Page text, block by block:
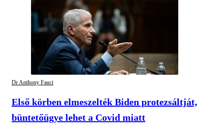
Dr Anthony Fauci
Első körben elmeszelték Biden protezsáltját,
büntetőügye lehet a Covid miatt